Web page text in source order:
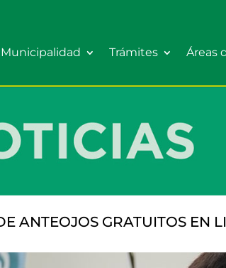
Municipalidad Trámites Áreas
ANTEOJOS GRATUITOS EN